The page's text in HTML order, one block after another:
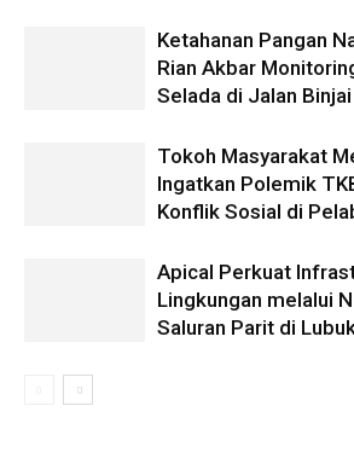
Ketahanan Pangan
Rian Akbar
Selada di Jalan
Tokoh Masyarakat
Ingatkan Polemik
Konflik Sosial di
Apical Perkuat
Lingkungan melalui
Saluran Parit di